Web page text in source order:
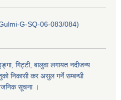
G-SQ-06-083/084)
गिट्टी, बालुवा लगायत नदीजन्य
निकासी कर असुल गर्ने सम्बन्धी
सूचना ।